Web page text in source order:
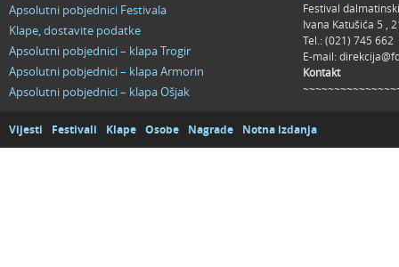
Apsolutni pobjednici Festivala
Klape, dostavite podatke
Apsolutni pobjednici – klapa Trogir
Apsolutni pobjednici – klapa Armorin
Apsolutni pobjednici – klapa Ošjak
Festival
Ivana Katušića 5 ,
Tel.: (021) 745 662
E-mail:
Kontakt
Vijesti Festivali Klape Osobe Nagrade Notna izdanja